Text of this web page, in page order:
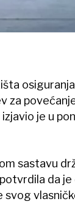
za
je u
sastavu
da